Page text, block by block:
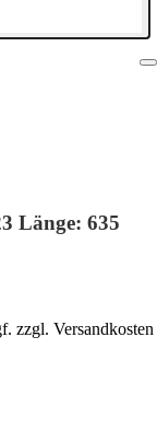
Länge: 635
zzgl. Versandkosten